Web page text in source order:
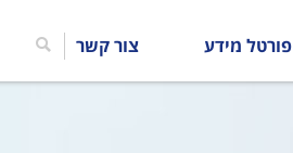
פורטל מידע צור קשר